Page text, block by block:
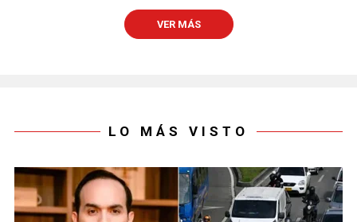
VER MÁS
LO MÁS VISTO